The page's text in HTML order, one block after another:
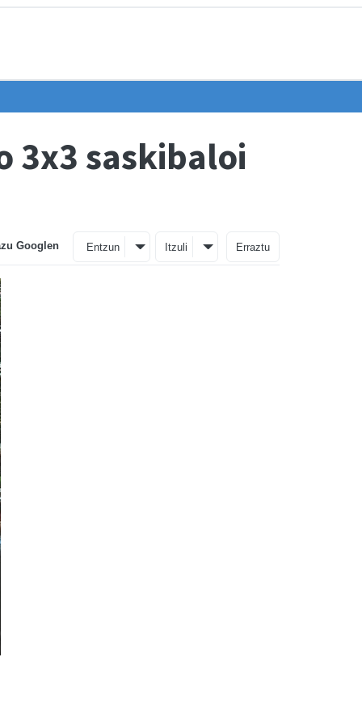
3x3 saskibaloi
Googlen Entzun Itzuli Erraztu